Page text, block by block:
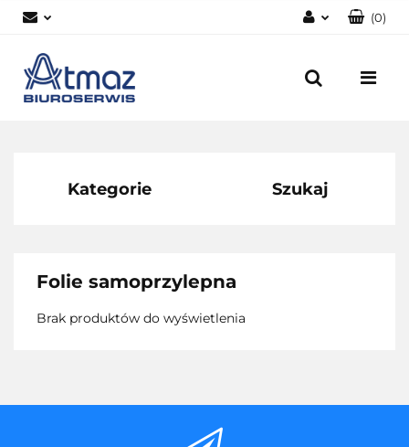
Zarejestruj się
(0)
Kategorie Szukaj
Folie samoprzylepna
Brak produktów do wyświetlenia